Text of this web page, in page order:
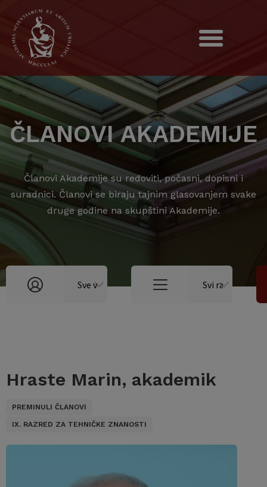
ČLANOVI AKADEMIJE
Članovi Akademije su redoviti, počasni, dopisni i
suradnici. Članovi se biraju tajnim glasovanjem svake
druge godine na skupštini Akademije.
Hraste Marin, akademik
PREMINULI ČLANOVI
IX. RAZRED ZA TEHNIČKE ZNANOSTI